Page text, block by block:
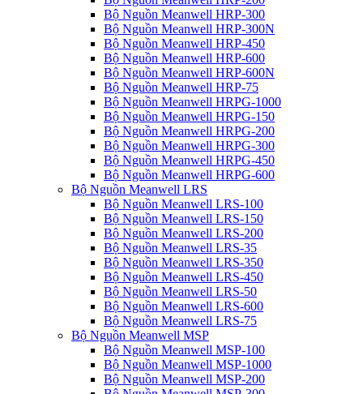
Bộ Nguồn Meanwell HRP-300
Bộ Nguồn Meanwell HRP-300N
Bộ Nguồn Meanwell HRP-450
Bộ Nguồn Meanwell HRP-600
Bộ Nguồn Meanwell HRP-600N
Bộ Nguồn Meanwell HRP-75
Bộ Nguồn Meanwell HRPG-1000
Bộ Nguồn Meanwell HRPG-150
Bộ Nguồn Meanwell HRPG-200
Bộ Nguồn Meanwell HRPG-300
Bộ Nguồn Meanwell HRPG-450
Bộ Nguồn Meanwell HRPG-600
Bộ Nguồn Meanwell LRS
Bộ Nguồn Meanwell LRS-100
Bộ Nguồn Meanwell LRS-150
Bộ Nguồn Meanwell LRS-200
Bộ Nguồn Meanwell LRS-35
Bộ Nguồn Meanwell LRS-350
Bộ Nguồn Meanwell LRS-450
Bộ Nguồn Meanwell LRS-50
Bộ Nguồn Meanwell LRS-600
Bộ Nguồn Meanwell LRS-75
Bộ Nguồn Meanwell MSP
Bộ Nguồn Meanwell MSP-100
Bộ Nguồn Meanwell MSP-1000
Bộ Nguồn Meanwell MSP-200